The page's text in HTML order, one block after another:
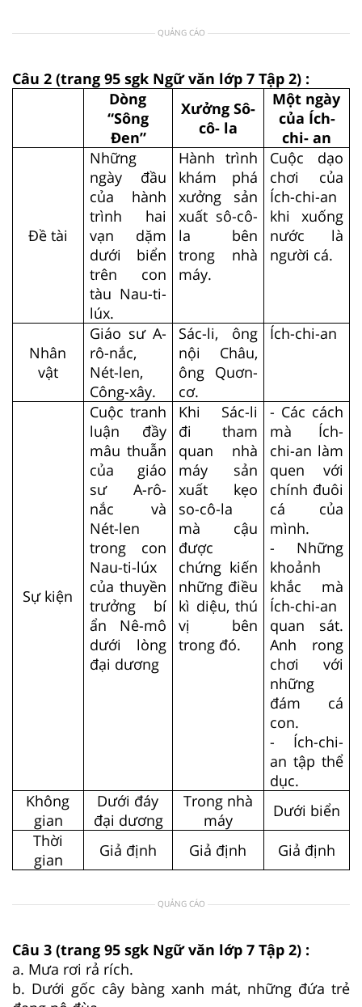
QUẢNG CÁO
Câu 2 (trang 95 sgk Ngữ văn lớp 7 Tập 2) :
Dòng
“Sông
Đen”
Xưởng Sô-
cô- la
Một ngày
của Ích-
chi- an
Đề tài
Những
ngày đầu
của hành
trình hai
vạn dặm
dưới biển
trên con
tàu Nau-ti-
lúx.
Hành trình
khám phá
xưởng sản
xuất sô-cô-
la bên
trong nhà
máy.
Cuộc dạo
chơi của
Ích-chi-an
khi xuống
nước là
người cá.
Nhân
vật
Giáo sư A-
rô-nắc,
Nét-len,
Công-xây.
Sác-li, ông
nội Châu,
ông Quơn-
cơ.
Ích-chi-an
Sự kiện
Cuộc tranh
luận đầy
mâu thuẫn
của giáo
sư A-rô-
nắc và
Nét-len
trong con
Nau-ti-lúx
của thuyền
trưởng bí
ẩn Nê-mô
dưới lòng
đại dương
Khi Sác-li
đi tham
quan nhà
máy sản
xuất kẹo
so-cô-la
mà cậu
được
chứng kiến
những điều
kì diệu, thú
vị bên
trong đó.
- Các cách
mà Ích-
chi-an làm
quen với
chính đuôi
cá của
mình.
- Những
khoảnh
khắc mà
Ích-chi-an
quan sát.
Anh rong
chơi với
những
đám cá
con.
- Ích-chi-
an tập thể
dục.
Không
gian
Dưới đáy
đại dương
Trong nhà
máy
Dưới biển
Thời
gian
Giả định Giả định Giả định
QUẢNG CÁO
Câu 3 (trang 95 sgk Ngữ văn lớp 7 Tập 2) :
a. Mưa rơi rả rích.
b. Dưới gốc cây bàng xanh mát, những đứa trẻ